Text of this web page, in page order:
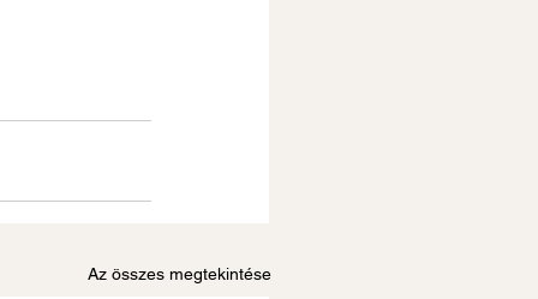
Az összes megtekintése